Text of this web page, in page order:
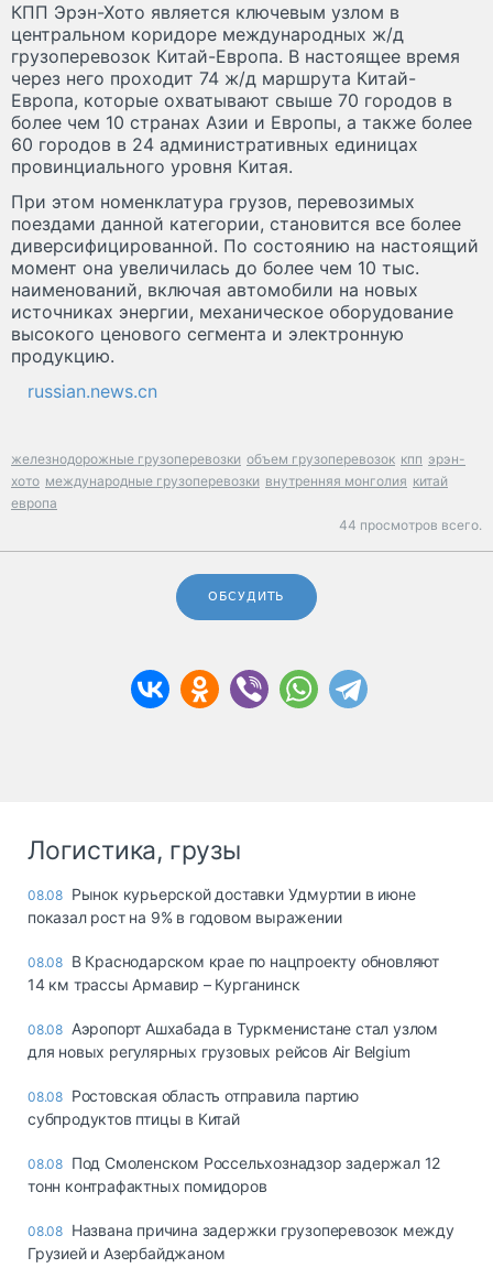
КПП Эрэн-Хото является ключевым узлом в
центральном коридоре международных ж/д
грузоперевозок Китай-Европа. В настоящее время
через него проходит 74 ж/д маршрута Китай-
Европа, которые охватывают свыше 70 городов в
более чем 10 странах Азии и Европы, а также более
60 городов в 24 административных единицах
провинциального уровня Китая.
При этом номенклатура грузов, перевозимых
поездами данной категории, становится все более
диверсифицированной. По состоянию на настоящий
момент она увеличилась до более чем 10 тыс.
наименований, включая автомобили на новых
источниках энергии, механическое оборудование
высокого ценового сегмента и электронную
продукцию.
russian.news.cn
железнодорожные грузоперевозки объем грузоперевозок кпп эрэн-
хото международные грузоперевозки внутренняя монголия китай
европа
44 просмотров всего.
ОБСУДИТЬ
Логистика, грузы
08.08 Рынок курьерской доставки Удмуртии в июне
показал рост на 9% в годовом выражении
08.08 В Краснодарском крае по нацпроекту обновляют
14 км трассы Армавир – Курганинск
08.08 Аэропорт Ашхабада в Туркменистане стал узлом
для новых регулярных грузовых рейсов Air Belgium
08.08 Ростовская область отправила партию
субпродуктов птицы в Китай
08.08 Под Смоленском Россельхознадзор задержал 12
тонн контрафактных помидоров
08.08 Названа причина задержки грузоперевозок между
Грузией и Азербайджаном